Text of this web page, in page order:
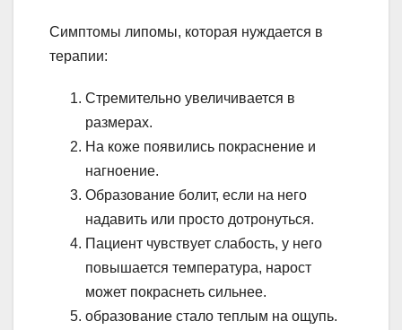
Симптомы липомы, которая нуждается в
терапии:
Стремительно увеличивается в
размерах.
На коже появились покраснение и
нагноение.
Образование болит, если на него
надавить или просто дотронуться.
Пациент чувствует слабость, у него
повышается температура, нарост
может покраснеть сильнее.
образование стало теплым на ощупь.